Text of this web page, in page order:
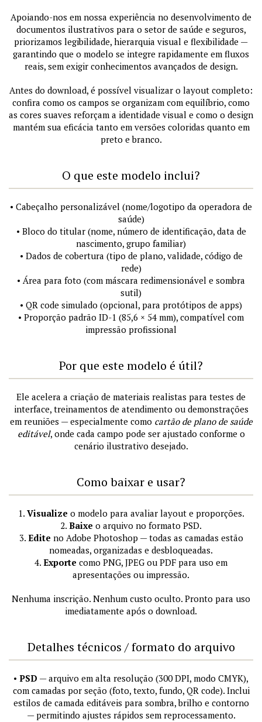
Apoiando-nos em nossa experiência no desenvolvimento de
documentos ilustrativos para o setor de saúde e seguros,
priorizamos legibilidade, hierarquia visual e flexibilidade —
garantindo que o modelo se integre rapidamente em fluxos
reais, sem exigir conhecimentos avançados de design.
Antes do download, é possível visualizar o layout completo:
confira como os campos se organizam com equilíbrio, como
as cores suaves reforçam a identidade visual e como o design
mantém sua eficácia tanto em versões coloridas quanto em
preto e branco.
O que este modelo inclui?
• Cabeçalho personalizável (nome/logotipo da operadora de
saúde)
• Bloco do titular (nome, número de identificação, data de
nascimento, grupo familiar)
• Dados de cobertura (tipo de plano, validade, código de
rede)
• Área para foto (com máscara redimensionável e sombra
sutil)
• QR code simulado (opcional, para protótipos de apps)
• Proporção padrão ID-1 (85,6 × 54 mm), compatível com
impressão profissional
Por que este modelo é útil?
Ele acelera a criação de materiais realistas para testes de
interface, treinamentos de atendimento ou demonstrações
em reuniões — especialmente como cartão de plano de saúde
editável, onde cada campo pode ser ajustado conforme o
cenário ilustrativo desejado.
Como baixar e usar?
1. Visualize o modelo para avaliar layout e proporções.
2. Baixe o arquivo no formato PSD.
3. Edite no Adobe Photoshop — todas as camadas estão
nomeadas, organizadas e desbloqueadas.
4. Exporte como PNG, JPEG ou PDF para uso em
apresentações ou impressão.
Nenhuma inscrição. Nenhum custo oculto. Pronto para uso
imediatamente após o download.
Detalhes técnicos / formato do arquivo
• PSD — arquivo em alta resolução (300 DPI, modo CMYK),
com camadas por seção (foto, texto, fundo, QR code). Inclui
estilos de camada editáveis para sombra, brilho e contorno
— permitindo ajustes rápidos sem reprocessamento.